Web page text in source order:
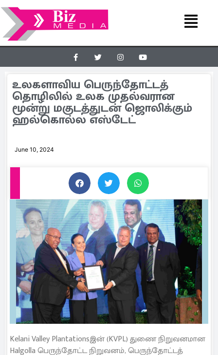
உலகளாவிய பெருந்தோட்டத்
தொழிலில் உலக முதல்வரான
மூன்று மகுடத்துடன் ஜொலிக்கும்
ஹல்கொல்ல எஸ்டேட்
June 10, 2024
Kelani Valley Plantationsஇன் (KVPL) துணை நிறுவனமான
Halgolla பெருந்தோட்ட நிறுவனம், பெருந்தோட்டத்